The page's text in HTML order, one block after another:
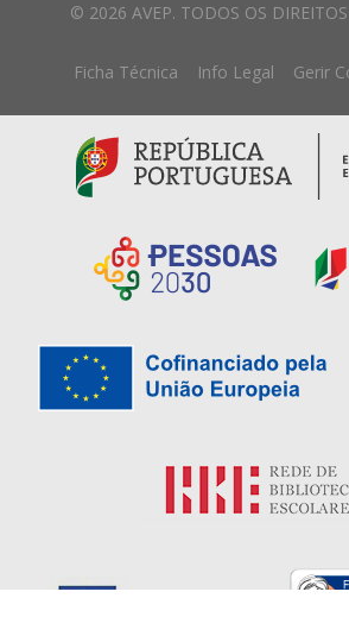
© 2026 AVEP. TODOS OS DIREITOS
Ficha Técnica Info Legal Gerir